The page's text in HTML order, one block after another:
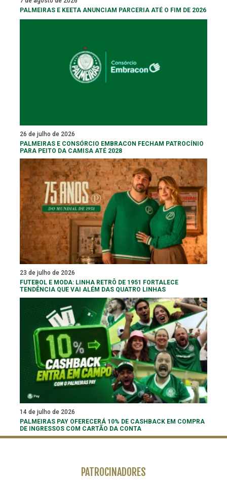
PALMEIRAS E KEETA ANUNCIAM PARCERIA ATÉ O FIM DE 2026
26 de julho de 2026
PALMEIRAS E CONSÓRCIO EMBRACON FECHAM PATROCÍNIO
PARA PEITO DA CAMISA ATÉ 2028
23 de julho de 2026
FUTEBOL E MODA: LINHA RETRÔ DE 1951 FORTALECE
TENDÊNCIA QUE VAI ALÉM DAS QUATRO LINHAS
14 de julho de 2026
PALMEIRAS PAY OFERECERÁ 10% DE CASHBACK EM COMPRA
DE INGRESSOS COM CARTÃO DA CONTA
PATROCINADORES